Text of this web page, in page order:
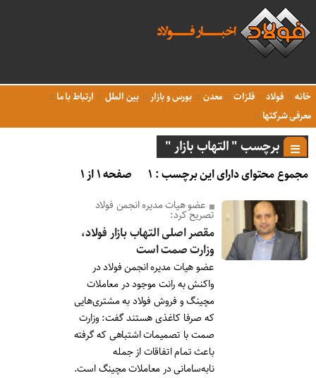
خانه فولاد فلزات معدن بورس و بازار بین الملل
ارتباط با ما
معرفی شرکتها
برچسب " التهاب بازار "
مجموع محتوای دارای این برچسب : ۱ صفحه ۱ از ۱
عضو هیات مدیره انجمن فولاد
تصریح کرد:
مقصر اصلی التهاب بازار فولاد،
وزارت صمت است
عضو هیات مدیره انجمن فولاد در
واکنش به رانت موجود در معاملات
مچینگ و فروش فولاد به مشتری‌هایی
که صرفا کاغذی هستند گفت: وزارت
صمت با تصمیمات اشتباهی که گرفته
باعث تمام اتفاقات از جمله
نابه‌سامانی در معاملات مچینگ است.